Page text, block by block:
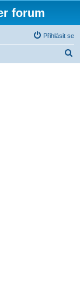
forum
Přihlásit se